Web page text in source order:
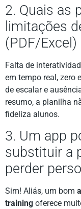
2. Quais as
limitações
(PDF/Excel)
Falta de
em tempo real, zero
de escalar e
resumo, a planilha
fideliza alunos.
3. Um app
substituir a
perder
Sim! Aliás, um bom
training oferece